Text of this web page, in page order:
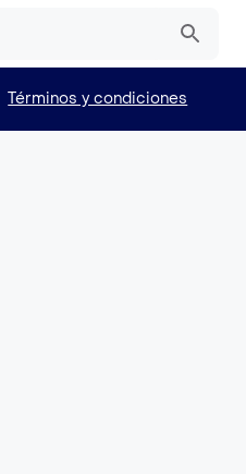
Términos y condiciones